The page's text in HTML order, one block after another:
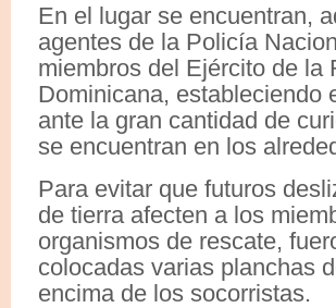
En el lugar se encuentran,
agentes de la Policía
miembros del Ejército de la
Dominicana, estableciendo
ante la gran cantidad de
se encuentran en los
Para evitar que futuros
de tierra afecten a los
organismos de rescate,
colocadas varias planchas
encima de los socorristas.